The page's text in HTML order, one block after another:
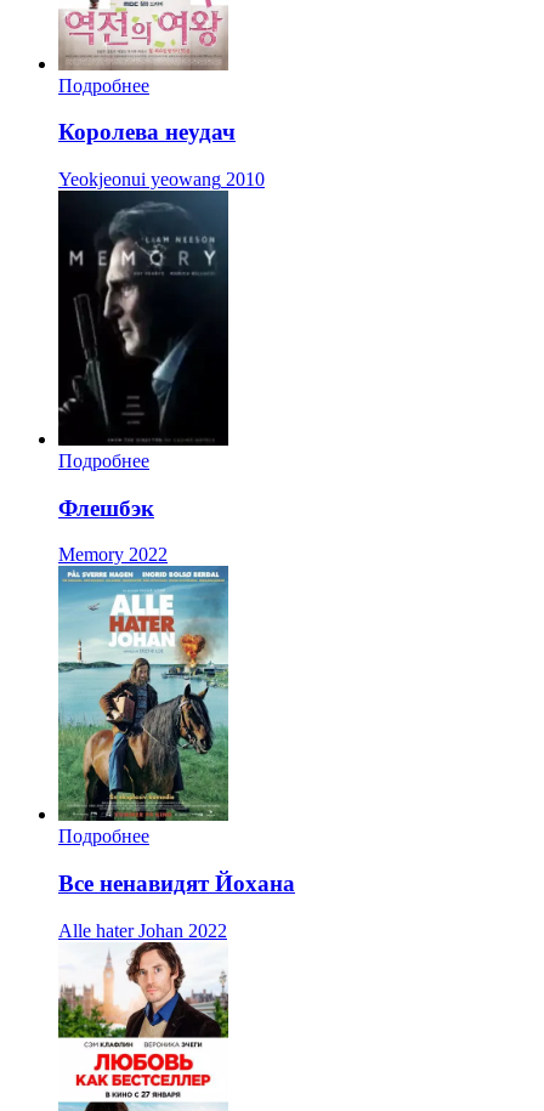
Подробнее
Королева неудач
Yeokjeonui yeowang 2010
Подробнее
Флешбэк
Memory 2022
Подробнее
Все ненавидят Йохана
Alle hater Johan 2022